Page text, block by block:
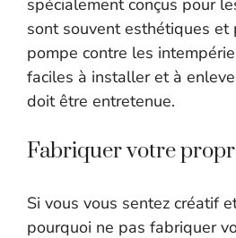
sont souvent esthétiques et
pompe contre les
faciles à installer et à
doit être entretenue.
Fabriquer votre
Si vous vous sentez créatif
pourquoi ne pas fabriquer